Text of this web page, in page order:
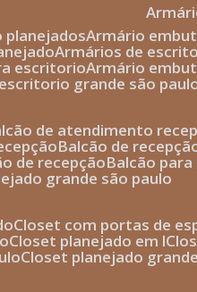
planejados armário
armários de
escritorio armário
grande são
de atendimento
balcão de
de recepção balcão
grande são paulo
closet com portas de
closet planejado em l
closet planejado